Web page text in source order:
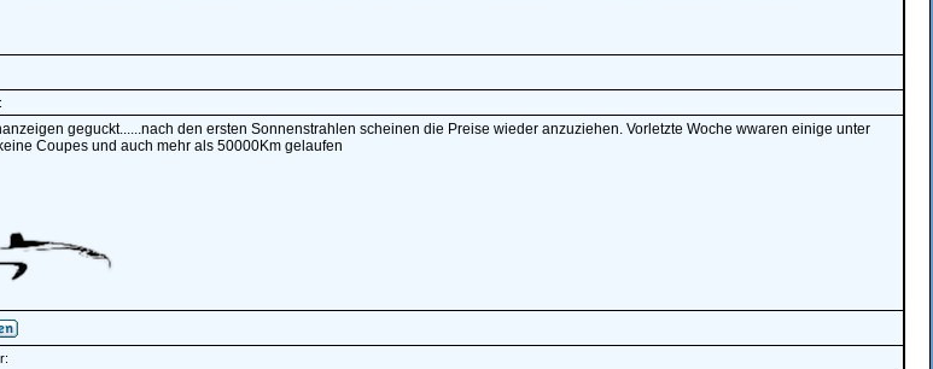
geguckt......nach den ersten Sonnenstrahlen scheinen die Preise wieder anzuziehen. Vorletzte Woche wwaren einige unter
Coupes und auch mehr als 50000Km gelaufen